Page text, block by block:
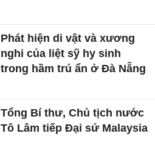
Phát hiện di vật và xương
nghi của liệt sỹ hy sinh
trong hầm trú ẩn ở Đà Nẵng
Tổng Bí thư, Chủ tịch nước
Tô Lâm tiếp Đại sứ Malaysia